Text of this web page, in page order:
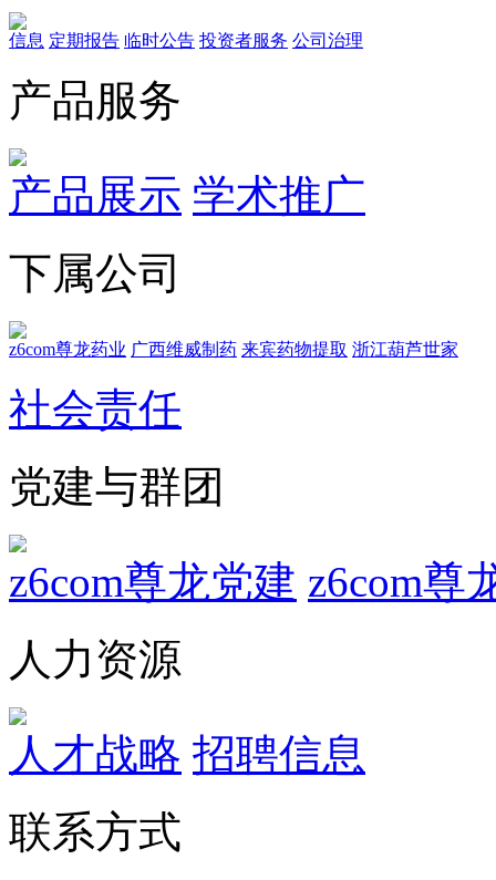
信息 定期报告 临时公告 投资者服务 公司治理
产品服务
产品展示 学术推广
下属公司
z6com尊龙药业 广西维威制药 来宾药物提取 浙江葫芦世家
社会责任
党建与群团
z6com尊龙党建 z6com尊
人力资源
人才战略 招聘信息
联系方式